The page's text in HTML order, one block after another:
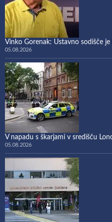
Vinko Gorenak: Ustavno sodišče
05.08.2026
V napadu s škarjami v središču
05.08.2026